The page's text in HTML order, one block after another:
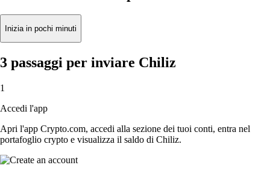
Inizia in pochi minuti
3 passaggi per inviare Chiliz
1
Accedi l'app
Apri l'app Crypto.com, accedi alla sezione dei tuoi conti, entra nel
portafoglio crypto e visualizza il saldo di Chiliz.